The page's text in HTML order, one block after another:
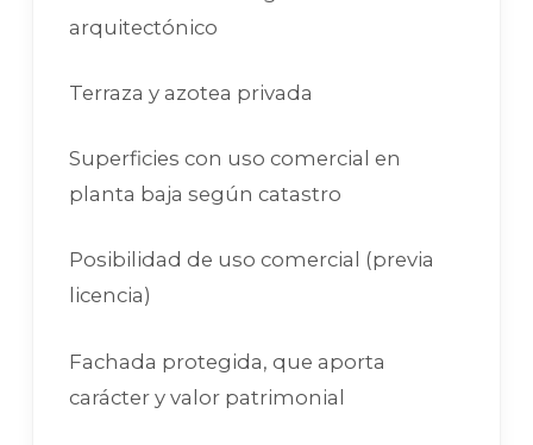
arquitectónico
Terraza y azotea privada
Superficies con uso comercial en
planta baja según catastro
Posibilidad de uso comercial (previa
licencia)
Fachada protegida, que aporta
carácter y valor patrimonial